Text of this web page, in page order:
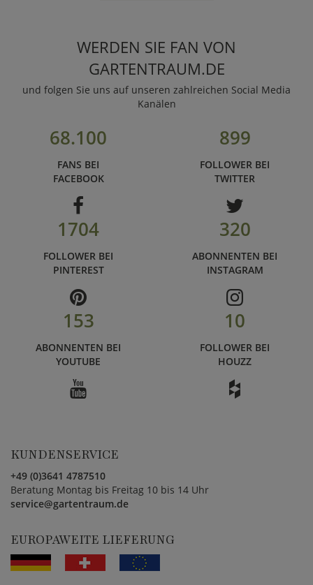
WERDEN SIE FAN VON
GARTENTRAUM.DE
und folgen Sie uns auf unseren zahlreichen Social Media
Kanälen
68.100
FANS BEI
FACEBOOK
899
FOLLOWER BEI
TWITTER
1704
FOLLOWER BEI
PINTEREST
320
ABONNENTEN BEI
INSTAGRAM
153
ABONNENTEN BEI
YOUTUBE
10
FOLLOWER BEI
HOUZZ
KUNDENSERVICE
+49 (0)3641 4787510
Beratung Montag bis Freitag 10 bis 14 Uhr
service@gartentraum.de
EUROPAWEITE LIEFERUNG